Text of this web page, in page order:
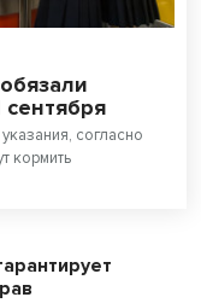
согласно
кормить